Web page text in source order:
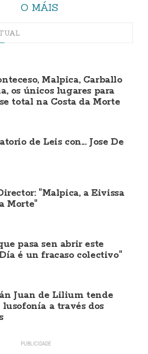
O MÁIS
Malpica, Carballo
os únicos lugares para
total na Costa da Morte
de Leis con... Jose De
"Malpica, a Eivissa
Morte"
pasa sen abrir este
é un fracaso colectivo"
Juan de Lilium tende
lusofonía a través dos